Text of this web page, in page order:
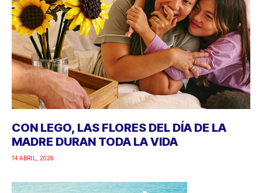
CON LEGO, LAS FLORES DEL DÍA DE LA
MADRE DURAN TODA LA VIDA
14 ABRIL, 2026